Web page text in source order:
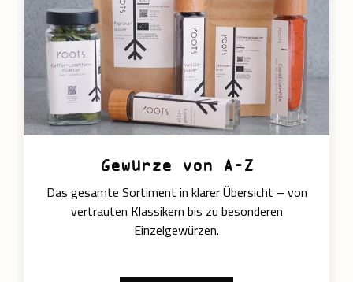
Gewürze von A–Z
Das gesamte Sortiment in klarer Übersicht – von
vertrauten Klassikern bis zu besonderen
Einzelgewürzen.